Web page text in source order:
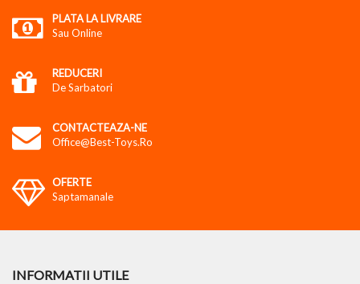
PLATA LA LIVRARE
Sau Online
REDUCERI
De Sarbatori
CONTACTEAZA-NE
Office@best-Toys.ro
OFERTE
Saptamanale
INFORMATII UTILE